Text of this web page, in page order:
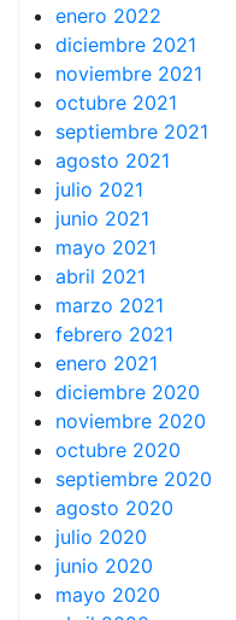
enero 2022
diciembre 2021
noviembre 2021
octubre 2021
septiembre 2021
agosto 2021
julio 2021
junio 2021
mayo 2021
abril 2021
marzo 2021
febrero 2021
enero 2021
diciembre 2020
noviembre 2020
octubre 2020
septiembre 2020
agosto 2020
julio 2020
junio 2020
mayo 2020